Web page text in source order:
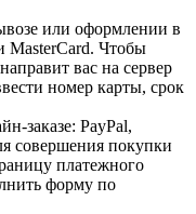
или оформлении в
MasterCard. Чтобы
вас на сервер
номер карты, срок
заказе: PayPal,
совершения покупки
платежного
форму по